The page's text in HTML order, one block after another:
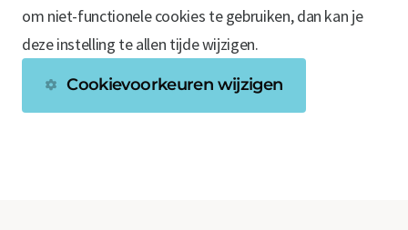
om niet-functionele cookies te gebruiken, dan kan je
deze instelling te allen tijde wijzigen.
Cookievoorkeuren wijzigen